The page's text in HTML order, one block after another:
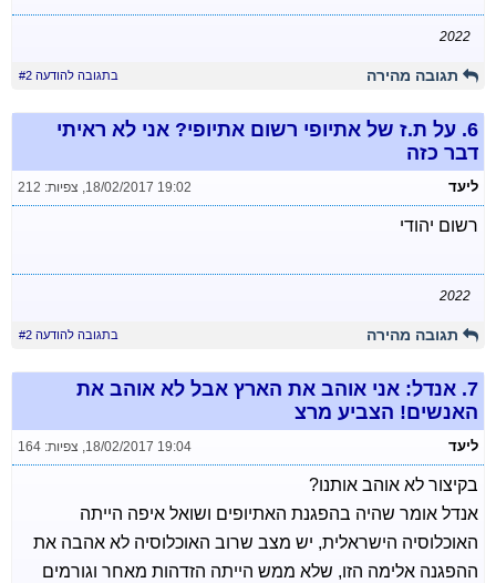
2022
תגובה מהירה בתגובה להודעה #2
6. על ת.ז של אתיופי רשום אתיופי? אני לא ראיתי
דבר כזה
ליעד 18/02/2017 19:02
, צפיות: 212
רשום יהודי
2022
תגובה מהירה בתגובה להודעה #2
7. אנדל: אני אוהב את הארץ אבל לא אוהב את
האנשים! הצביע מרצ
ליעד 18/02/2017 19:04
, צפיות: 164
בקיצור לא אוהב אותנו?
אנדל אומר שהיה בהפגנת האתיופים ושואל איפה הייתה
האוכלוסיה הישראלית, יש מצב שרוב האוכלוסיה לא אהבה את
ההפגנה אלימה הזו, שלא ממש הייתה הזדהות מאחר וגורמים